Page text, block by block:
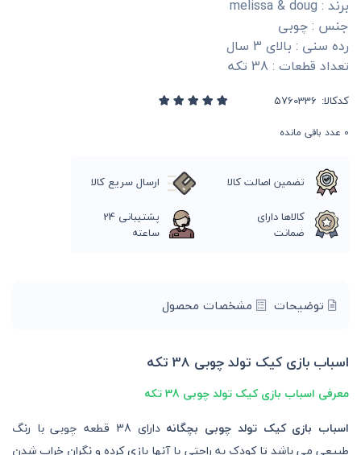
برند : melissa & doug
جنس : چوبی
رده سنی : بالای 3 سال
تعداد قطعات : 38 تکه
کدکالا:
0 عدد باقی مانده
تضمین اصالت کالا
ارسال سریع کالا
کالاها دارای
ضمانت
پشتیبانی 24
ساعته
توضیحات مشخصات محصول
اسباب بازی کیک تولد چوبی 38 تکه
معرفی اسباب بازی کیک تولد چوبی 38 تکه
اسباب بازی کیک تولد چوبی بچگانه
دارای 38 قطعه چوبی با رنگ
طبیعی می باشد تا کودک به راحتی با آنها بازی کرده و نگران خراب شدن